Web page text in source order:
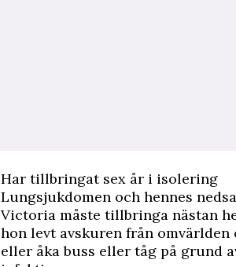
Har tillbringat sex år i isolering
Lungsjukdomen och hennes
Victoria måste tillbringa nästan
hon levt avskuren från
eller åka buss eller tåg på grund